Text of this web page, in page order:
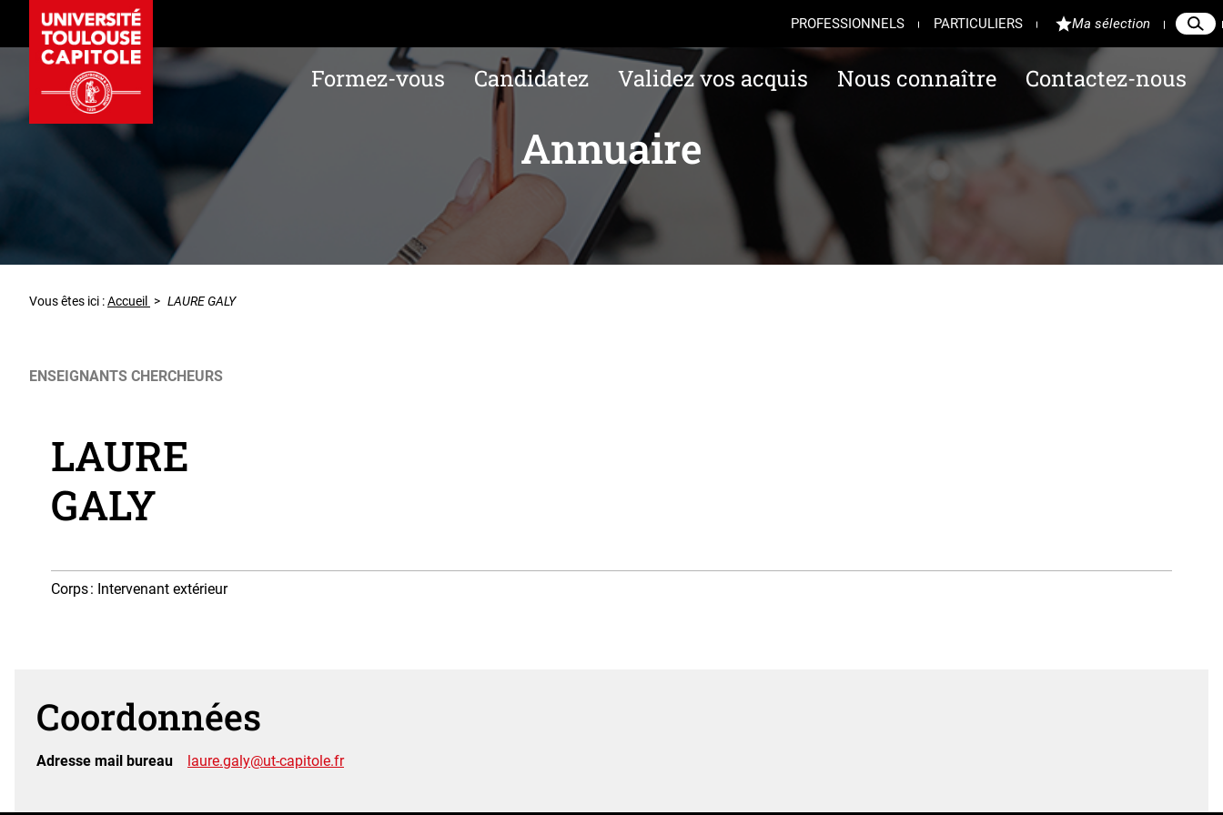
PROFESSIONNELS PARTICULIERS Ma sélection
Formez-vous Candidatez Validez vos acquis Nous connaître Contactez-nous
Annuaire
Vous êtes ici :Accueil > LAURE GALY
ENSEIGNANTS CHERCHEURS
LAURE
GALY
Corps: Intervenant extérieur
Coordonnées
Adresse mail bureau laure.galy@ut-capitole.fr